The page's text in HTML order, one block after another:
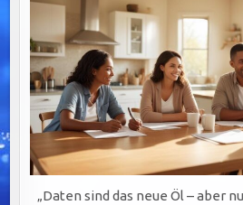
„Daten sind das neue Öl – aber